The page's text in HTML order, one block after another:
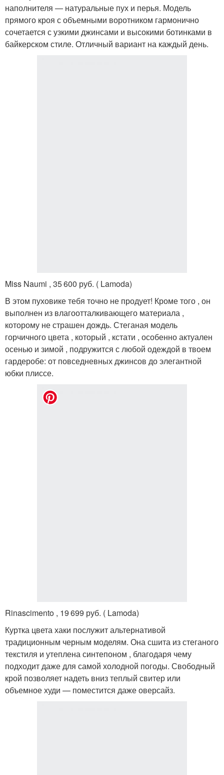
наполнителя — натуральные пух и перья. Модель
прямого кроя с объемными воротником гармонично
сочетается с узкими джинсами и высокими ботинками в
байкерском стиле. Отличный вариант на каждый день.
Miss Naumi , 35 600 руб. ( Lamoda)
В этом пуховике тебя точно не продует! Кроме того , он
выполнен из влагоотталкивающего материала ,
которому не страшен дождь. Стеганая модель
горчичного цвета , который , кстати , особенно актуален
осенью и зимой , подружится с любой одеждой в твоем
гардеробе: от повседневных джинсов до элегантной
юбки плиссе.
Rinascimento , 19 699 руб. ( Lamoda)
Куртка цвета хаки послужит альтернативой
традиционным черным моделям. Она сшита из стеганого
текстиля и утеплена синтепоном , благодаря чему
подходит даже для самой холодной погоды. Свободный
крой позволяет надеть вниз теплый свитер или
объемное худи — поместится даже оверсайз.